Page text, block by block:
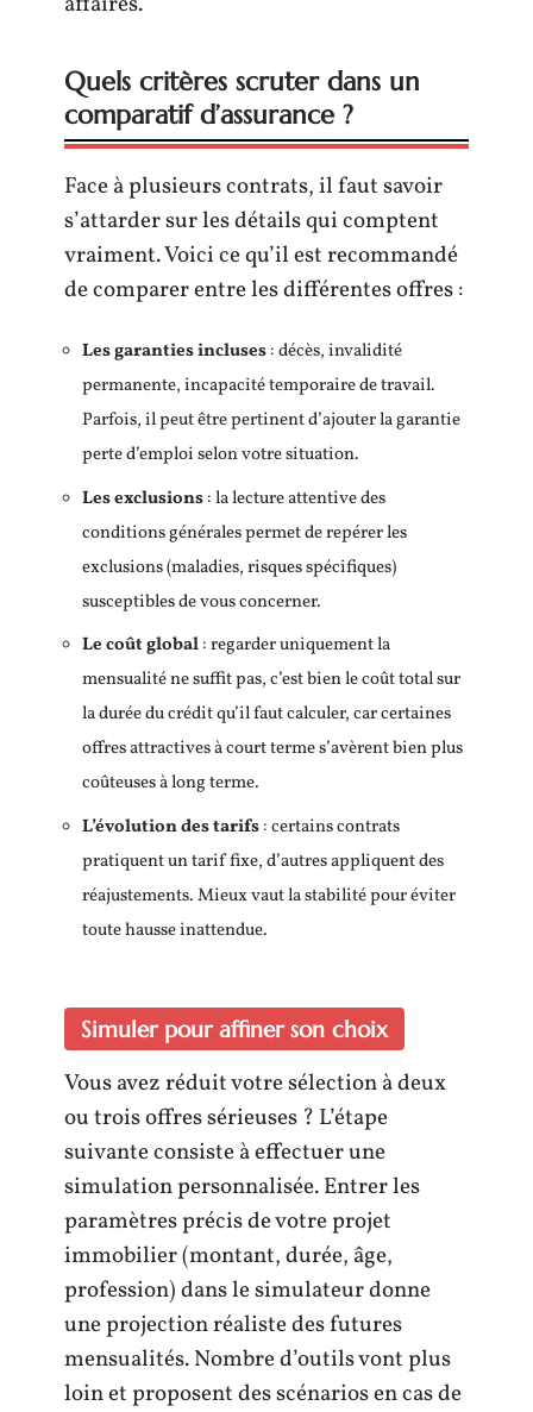
Quels critères scruter dans un
comparatif d’assurance ?
Face à plusieurs contrats, il faut savoir
s’attarder sur les détails qui comptent
vraiment. Voici ce qu’il est recommandé
de comparer entre les différentes offres :
Les garanties incluses: décès, invalidité
permanente, incapacité temporaire de travail.
Parfois, il peut être pertinent d’ajouter la garantie
perte d’emploi selon votre situation.
Les exclusions: la lecture attentive des
conditions générales permet de repérer les
exclusions (maladies, risques spécifiques)
susceptibles de vous concerner.
Le coût global: regarder uniquement la
mensualité ne suffit pas, c’est bien le coût total sur
la durée du crédit qu’il faut calculer, car certaines
offres attractives à court terme s’avèrent bien plus
coûteuses à long terme.
L’évolution des tarifs: certains contrats
pratiquent un tarif fixe, d’autres appliquent des
réajustements. Mieux vaut la stabilité pour éviter
toute hausse inattendue.
Simuler pour affiner son choix
Vous avez réduit votre sélection à deux
ou trois offres sérieuses ? L’étape
suivante consiste à effectuer une
simulation personnalisée. Entrer les
paramètres précis de votre projet
immobilier (montant, durée, âge,
profession) dans le simulateur donne
une projection réaliste des futures
mensualités. Nombre d’outils vont plus
loin et proposent des scénarios en cas de